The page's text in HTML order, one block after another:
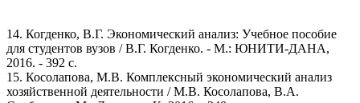
14. Когденко, В.Г. Экономический анализ: Учебное пособие
для студентов вузов / В.Г. Когденко. - М.: ЮНИТИ-ДАНА,
2016. - 392 c.
15. Косолапова, М.В. Комплексный экономический анализ
хозяйственной деятельности / М.В. Косолапова, В.А.